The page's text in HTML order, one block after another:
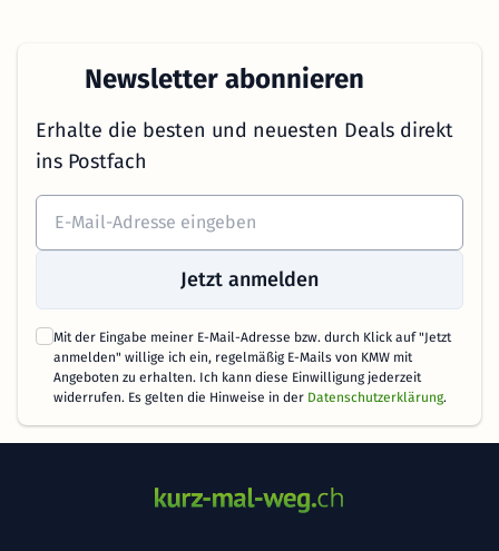
Newsletter abonnieren
Erhalte die besten und neuesten Deals direkt
ins Postfach
Jetzt anmelden
Mit der Eingabe meiner E-Mail-Adresse bzw. durch Klick auf "Jetzt
anmelden" willige ich ein, regelmäßig E-Mails von KMW mit
Angeboten zu erhalten. Ich kann diese Einwilligung jederzeit
widerrufen. Es gelten die Hinweise in der Datenschutzerklärung.